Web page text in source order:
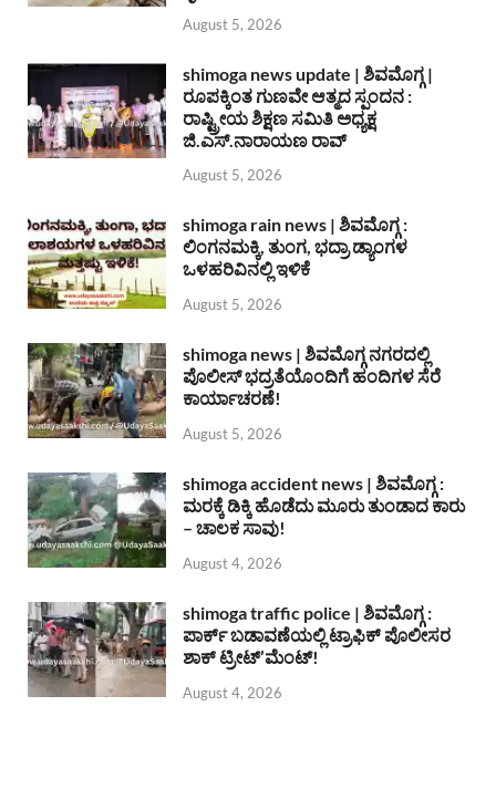
August 5, 2026
shimoga news update | ಶಿವಮೊಗ್ಗ |
ರೂಪಕ್ಕಿಂತ ಗುಣವೇ ಆತ್ಮದ ಸ್ಪಂದನ :
ರಾಷ್ಟ್ರೀಯ ಶಿಕ್ಷಣ ಸಮಿತಿ ಅಧ್ಯಕ್ಷ
ಜಿ.ಎಸ್.ನಾರಾಯಣ ರಾವ್
August 5, 2026
shimoga rain news | ಶಿವಮೊಗ್ಗ :
ಲಿಂಗನಮಕ್ಕಿ, ತುಂಗ, ಭದ್ರಾ ಡ್ಯಾಂಗಳ
ಒಳಹರಿವಿನಲ್ಲಿ ಇಳಿಕೆ
August 5, 2026
shimoga news | ಶಿವಮೊಗ್ಗ ನಗರದಲ್ಲಿ
ಪೊಲೀಸ್ ಭದ್ರತೆಯೊಂದಿಗೆ ಹಂದಿಗಳ ಸೆರೆ
ಕಾರ್ಯಾಚರಣೆ!
August 5, 2026
shimoga accident news | ಶಿವಮೊಗ್ಗ :
ಮರಕ್ಕೆ ಡಿಕ್ಕಿ ಹೊಡೆದು ಮೂರು ತುಂಡಾದ ಕಾರು
– ಚಾಲಕ ಸಾವು!
August 4, 2026
shimoga traffic police | ಶಿವಮೊಗ್ಗ :
ಪಾರ್ಕ್ ಬಡಾವಣೆಯಲ್ಲಿ ಟ್ರಾಫಿಕ್ ಪೊಲೀಸರ
ಶಾಕ್ ಟ್ರೀಟ್’ಮೆಂಟ್!
August 4, 2026